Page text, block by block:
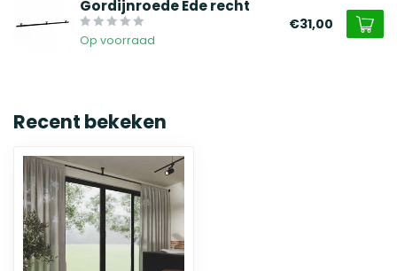
Gordijnroede Ede recht
Op voorraad
€31,00
Recent bekeken